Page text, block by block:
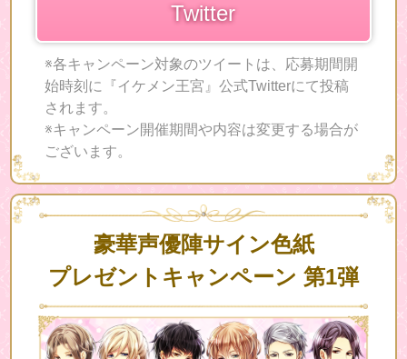
Twitter
※各キャンペーン対象のツイートは、応募期間開
始時刻に『イケメン王宮』公式Twitterにて投稿
されます。
※キャンペーン開催期間や内容は変更する場合が
ございます。
豪華声優陣サイン色紙
プレゼントキャンペーン 第1弾